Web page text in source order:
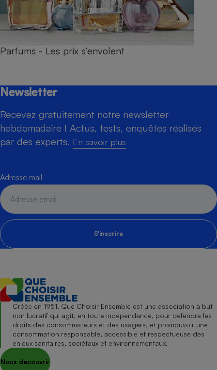
Parfums - Les prix s’envolent
Newsletter
Recevez gratuitement notre newsletter
hebdomadaire ! Actus, tests, enquêtes réalisés
par des experts. En savoir plus
Adresse mail
S'inscrire
Créée en 1951, Que Choisir Ensemble est une association à but
non lucratif qui agit, en toute indépendance, pour défendre les
droits des consommateurs et des usagers, et promouvoir une
consommation responsable, accessible et respectueuse des
enjeux sanitaires, sociétaux et environnementaux.
Nous découvrir